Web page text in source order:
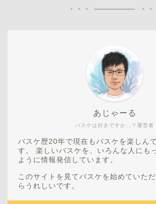
バスケは好きですか…？運営者
あじゃーる
バスケ歴20年で現在もバスケを楽しん
す。 楽しいバスケを、いろんな人にも
ように情報発信しています。
このサイトを見てバスケを始めていた
らうれしいです。